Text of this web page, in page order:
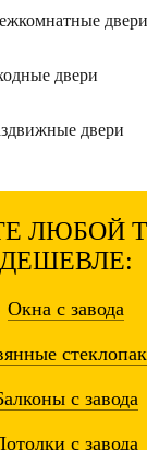
двери
двери
двери
ЛЮБОЙ
ДЕШЕВЛЕ:
Окнас завода
с завода
с завода